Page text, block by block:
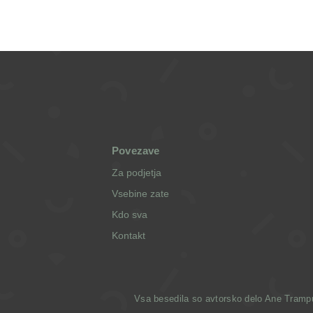
Povezave
Za podjetja
Vsebine zate
Kdo sva
Kontakt
Vsa besedila so avtorsko delo Ane